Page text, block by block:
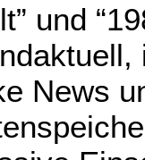
und
News